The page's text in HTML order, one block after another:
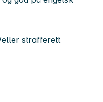
strafferett